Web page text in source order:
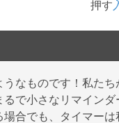
押す
なものです！私た
で小さなリマイン
合でも、タイマー